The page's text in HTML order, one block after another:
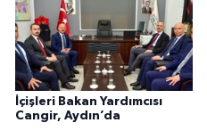
İçişleri Bakan Yardımcısı
Cangir, Aydın’da